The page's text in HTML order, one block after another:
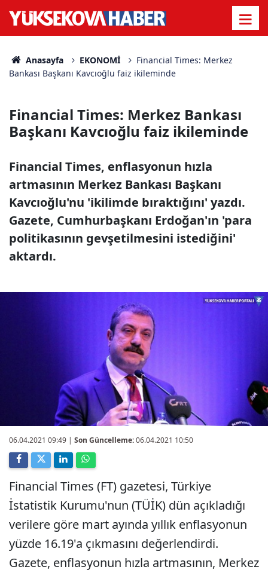
Anasayfa EKONOMİ
Financial Times: Merkez
Bankası Başkanı Kavcıoğlu faiz ikileminde
Financial Times: Merkez Bankası
Başkanı Kavcıoğlu faiz ikileminde
Financial Times, enflasyonun hızla
artmasının Merkez Bankası Başkanı
Kavcıoğlu'nu 'ikilimde bıraktığını' yazdı.
Gazete, Cumhurbaşkanı Erdoğan'ın 'para
politikasının gevşetilmesini istediğini'
aktardı.
06.04.2021 09:49 | Son Güncelleme:06.04.2021 10:50
Financial Times (FT) gazetesi, Türkiye
İstatistik Kurumu'nun (TÜİK) dün açıkladığı
verilere göre mart ayında yıllık enflasyonun
yüzde 16.19'a çıkmasını değerlendirdi.
Gazete, enflasyonun hızla artmasının, Merkez